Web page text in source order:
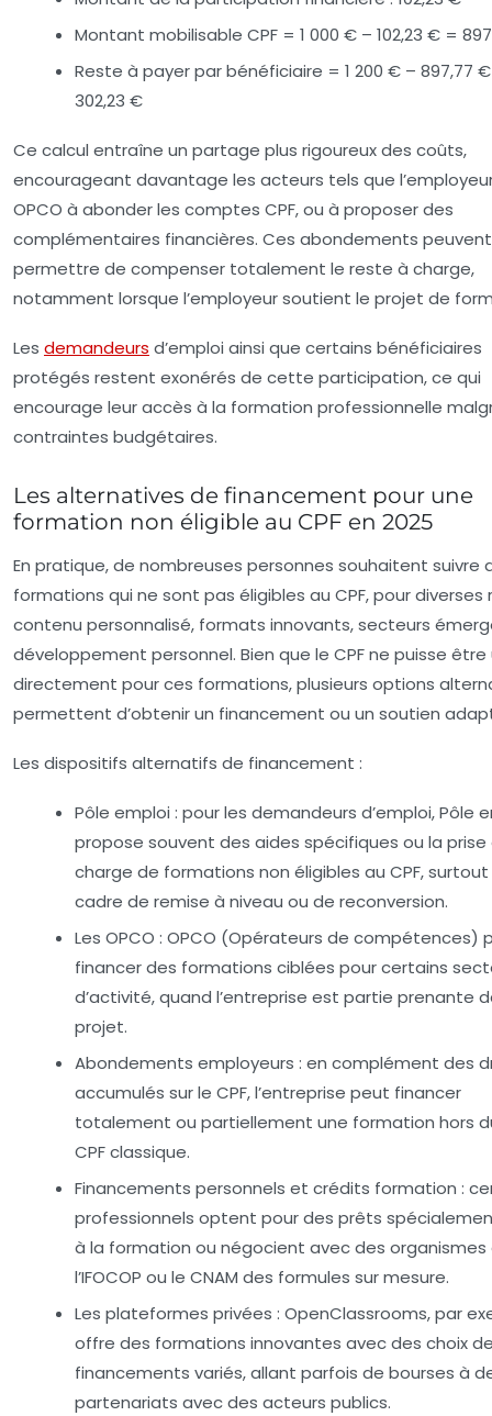
Montant mobilisable CPF = 1 000 € – 102,23 € =
Reste à payer par bénéficiaire = 1 200 € – 897,77
302,23 €
Ce calcul entraîne un partage plus rigoureux des coûts,
encourageant davantage les acteurs tels que
OPCO à abonder les comptes CPF, ou à proposer des
complémentaires financières. Ces abondements
permettre de compenser totalement le reste à charge,
notamment lorsque l’employeur soutient le projet de
Les demandeurs d’emploi ainsi que certains bénéficiaires
protégés restent exonérés de cette participation, ce qui
encourage leur accès à la formation professionnelle
contraintes budgétaires.
Les alternatives de financement pour une
formation non éligible au CPF en 2025
En pratique, de nombreuses personnes souhaitent suivre
formations qui ne sont pas éligibles au CPF, pour diverses
contenu personnalisé, formats innovants, secteurs
développement personnel. Bien que le CPF ne puisse être
directement pour ces formations, plusieurs options
permettent d’obtenir un financement ou un soutien
Les dispositifs alternatifs de financement :
Pôle emploi : pour les demandeurs d’emploi, Pôle
propose souvent des aides spécifiques ou la prise
charge de formations non éligibles au CPF,
cadre de remise à niveau ou de reconversion.
Les OPCO : OPCO (Opérateurs de compétences)
financer des formations ciblées pour certains
d’activité, quand l’entreprise est partie prenante
projet.
Abondements employeurs : en complément des
accumulés sur le CPF, l’entreprise peut financer
totalement ou partiellement une formation hors
CPF classique.
Financements personnels et crédits formation :
professionnels optent pour des prêts
à la formation ou négocient avec des
l’IFOCOP ou le CNAM des formules sur mesure.
Les plateformes privées : OpenClassrooms, par
offre des formations innovantes avec des choix
financements variés, allant parfois de bourses à
partenariats avec des acteurs publics.